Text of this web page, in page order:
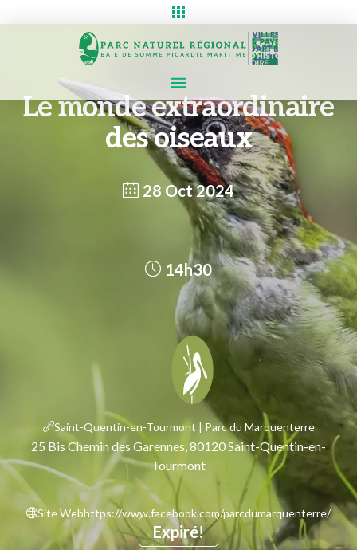
Le monde extraordinaire
des oiseaux
28 Oct 2024
Expiré!
14h30
Saint-Quentin-en-Tourmont | Parc du Marquenterre
25 Bis Chemin des Garennes, 80120 Saint-Quentin-en-
Tourmont
Site Webhttps://www.facebook.com/parcdumarquenterre/